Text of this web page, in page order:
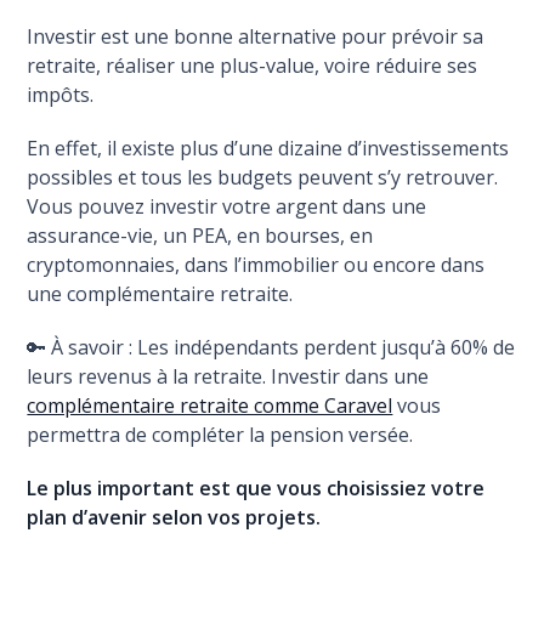
Investir est une bonne alternative pour prévoir sa
retraite, réaliser une plus-value, voire réduire ses
impôts.
En effet, il existe plus d’une dizaine d’investissements
possibles et tous les budgets peuvent s’y retrouver.
Vous pouvez investir votre argent dans une
assurance-vie, un PEA, en bourses, en
cryptomonnaies, dans l’immobilier ou encore dans
une complémentaire retraite.
🔑 À savoir : Les indépendants perdent jusqu’à 60% de
leurs revenus à la retraite. Investir dans une
complémentaire retraite comme Caravel vous
permettra de compléter la pension versée.
Le plus important est que vous choisissiez votre
plan d’avenir selon vos projets.